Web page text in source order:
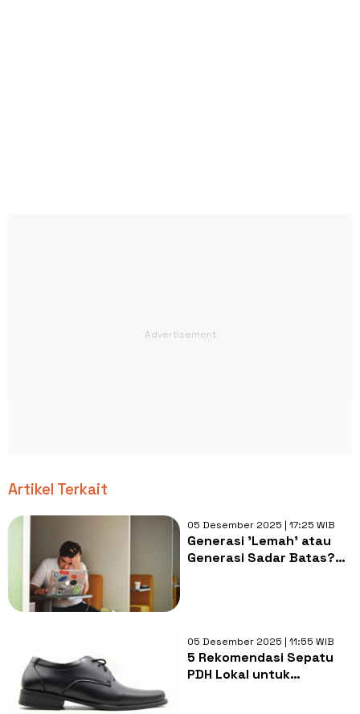
Artikel Terkait
05 Desember 2025 | 17:25 WIB
Generasi 'Lemah' atau
Generasi Sadar Batas?
05 Desember 2025 | 11:55 WIB
5 Rekomendasi Sepatu
PDH Lokal untuk